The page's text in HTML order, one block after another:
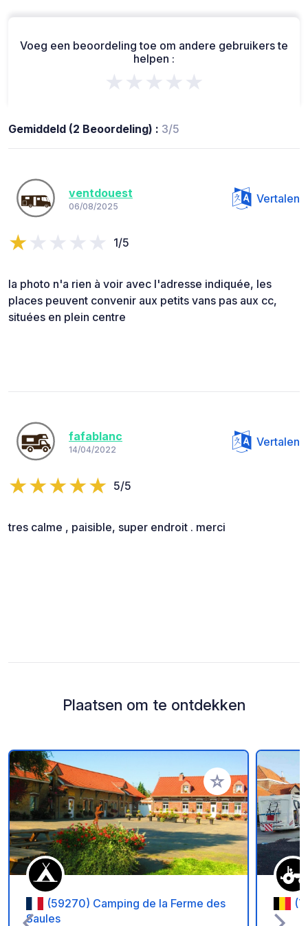
Voeg een beoordeling toe om andere gebruikers te
helpen :
★★★★★
Gemiddeld (2 Beoordeling) : 3/5
ventdouest
06/08/2025
Vertalen
1/5
la photo n'a rien à voir avec l'adresse indiquée, les
places peuvent convenir aux petits vans pas aux cc,
situées en plein centre
fafablanc
14/04/2022
Vertalen
5/5
tres calme , paisible, super endroit . merci
Plaatsen om te ontdekken
Voeg toe aan je
(59270) Camping de la Ferme des
Saules